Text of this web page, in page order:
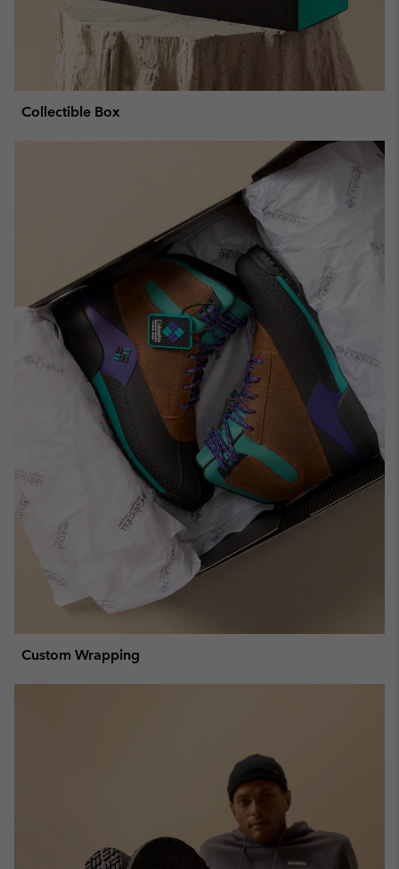
Collectible Box
Custom Wrapping